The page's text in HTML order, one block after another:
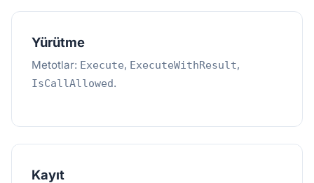
Yürütme
Metotlar: Execute, ExecuteWithResult,
IsCallAllowed.
Kayıt